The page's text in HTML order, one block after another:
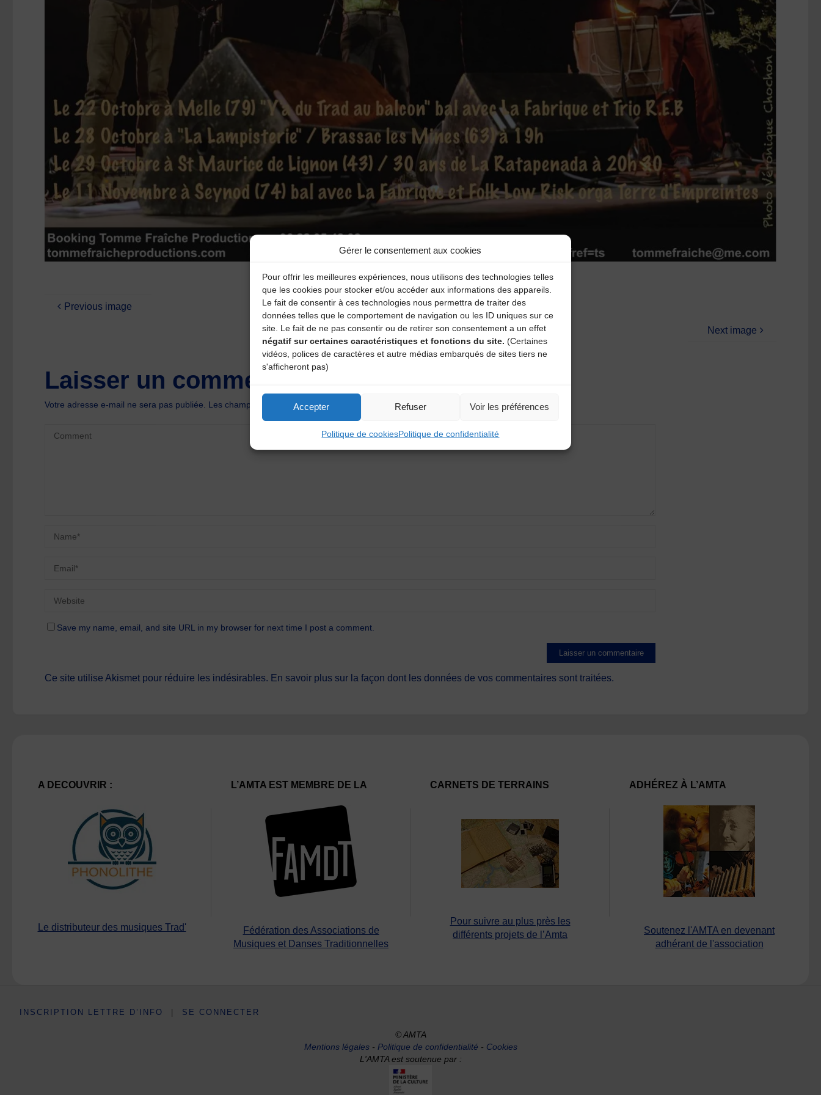
Gérer le consentement aux cookies
Pour offrir les meilleures expériences, nous utilisons des technologies telles
que les cookies pour stocker et/ou accéder aux informations des appareils.
Le fait de consentir à ces technologies nous permettra de traiter des
données telles que le comportement de navigation ou les ID uniques sur ce
site. Le fait de ne pas consentir ou de retirer son consentement a un effet
négatif sur certaines caractéristiques et fonctions du site. (Certaines
vidéos, polices de caractères et autre médias embarqués de sites tiers ne
s'afficheront pas)
Accepter Refuser Voir les préférences
Politique de cookiesPolitique de confidentialité
Previous image
Next image
Laisser un commentaire
Votre adresse e-mail ne sera pas publiée. Les champs obligatoires sont indiqués avec
Save my name, email, and site URL in my browser for next time I post a comment.
Ce site utilise Akismet pour réduire les indésirables. En savoir plus sur la façon dont les données de vos commentaires sont traitées.
A DECOUVRIR :
Le distributeur des musiques Trad'
L’AMTA EST MEMBRE DE LA
Fédération des Associations de
Musiques et Danses Traditionnelles
CARNETS DE TERRAINS
Pour suivre au plus près les
différents projets de l’Amta
ADHÉREZ À L’AMTA
Soutenez l'AMTA en devenant
adhérant de l'association
INSCRIPTION LETTRE D’INFO SE CONNECTER
© AMTA
Mentions légales- Politique de confidentialité - Cookies
L'AMTA est soutenue par :